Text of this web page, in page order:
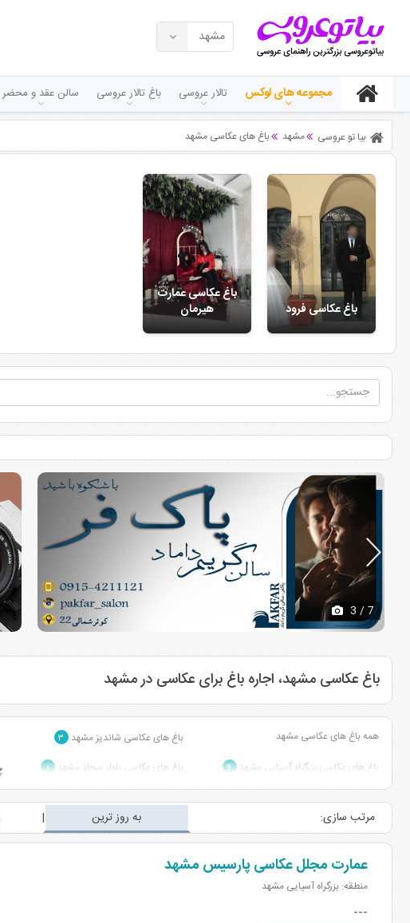
مشهد
مجموعه های لوکس تالار عروسی باغ تالار عروسی سالن عقد و محضر
بیا تو عروسی مشهد باغ های عکاسی مشهد
باغ عکاسی فرود
باغ عکاسی عمارت
هیرمان
3 / 7
باغ عکاسی مشهد، اجاره باغ برای عکاسی در مشهد
همه باغ های عکاسی مشهد باغ های عکاسی شاندیز مشهد ۳
باغ های عکاسی بزرگراه آسیایی مشهد ۴ باغ های عکاسی بلوار سجاد مشهد ۱
مرتب سازی: به روز ترین
عمارت مجلل عکاسی پارسیس مشهد
منطقه: بزرگراه آسیایی مشهد
---